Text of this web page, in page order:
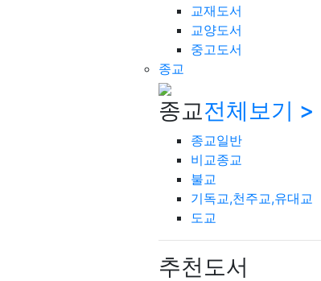
교재도서
교양도서
중고도서
종교
종교전체보기 >
종교일반
비교종교
불교
기독교,천주교,유대교
도교
추천도서